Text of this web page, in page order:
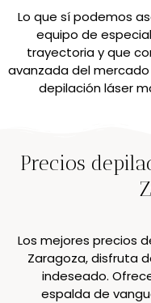
Lo que sí podemos
equipo de
trayectoria y que
avanzada del
depilación láser
Precios
Los mejores precios
Zaragoza, disfruta
indeseado.
espalda de